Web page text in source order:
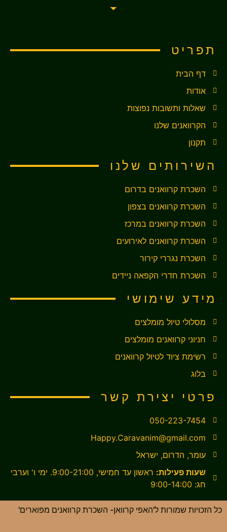
תפריט
דף הבית
אודות
שאלות ותשובות נפוצות
הקרוואנים שלנו
תקנון
השירותים שלנו
השכרת קרוואנים בדרום
השכרת קרוואנים בצפון
השכרת קרוואנים במרכז
השכרת קרוואנים לאירועים
השכרת נגררי קירור
השכרת חדרי הקפאה ניידים
מידע שימושי
מסלולי טיול מומלצים
חניוני קרוואנים מומלצים
רשימת ציוד לטיול קרוואנים
בלוג
פרטי יצירת קשר
050-223-7454
Happy.Caravanim@gmail.com
עומר, הדרום, ישראל
שעות פעילות:
ראשון עד חמישי, 9:00-21:00. ימי ו' וערבי
חג: 9:00-14:00
כל הזכויות שמורות ל'האפי קרוואן- השכרת קרוואנים מפוארים'